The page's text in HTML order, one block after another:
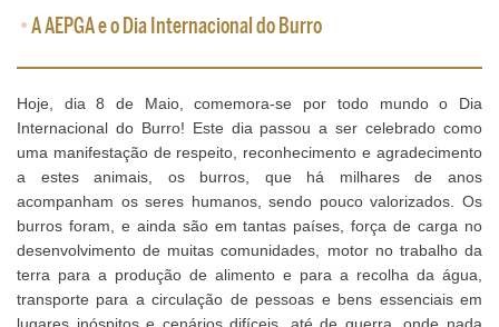
•A AEPGA e o Dia Internacional do Burro
Hoje, dia 8 de Maio, comemora-se por todo mundo o Dia
Internacional do Burro! Este dia passou a ser celebrado como
uma manifestação de respeito, reconhecimento e agradecimento
a estes animais, os burros, que há milhares de anos
acompanham os seres humanos, sendo pouco valorizados. Os
burros foram, e ainda são em tantas países, força de carga no
desenvolvimento de muitas comunidades, motor no trabalho da
terra para a produção de alimento e para a recolha da água,
transporte para a circulação de pessoas e bens essenciais em